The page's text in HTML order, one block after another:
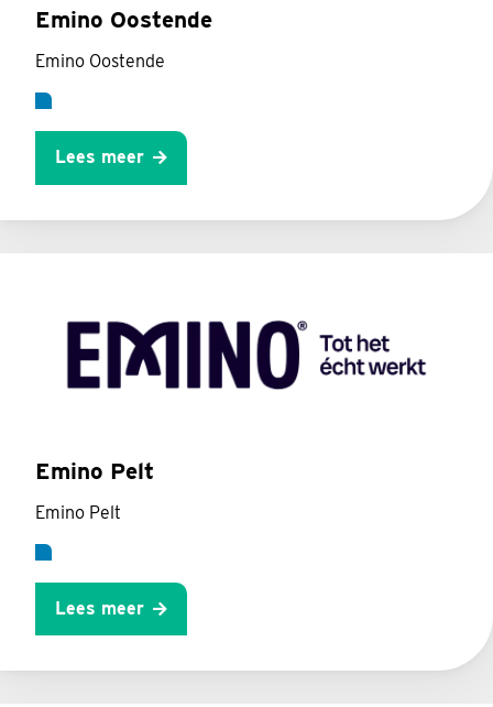
Emino Oostende
Emino Oostende
Lees meer
Emino Pelt
Emino Pelt
Lees meer